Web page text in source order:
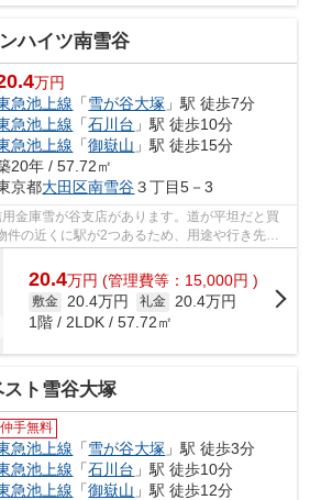
ハイツ南雪谷
万円
急池上線 「雪が谷大塚 」駅 徒歩7分
急池上線 「石川台 」駅 徒歩10分
急池上線 「御嶽山 」駅 徒歩15分
20年 / 57.72㎡
京都大田区南雪谷３丁目5－3
金庫雪が谷支店があります。道が平坦だと買
の近くに駅が2つあるため、用途や行き先に
出しを楽にす...
20.4万円 (管理費等：15,000円 )
敷金 20.4万円 礼金 20.4万円
1階 / 2LDK / 57.72㎡
スト雪谷大塚
仲手無料
急池上線 「雪が谷大塚 」駅 徒歩3分
急池上線 「石川台 」駅 徒歩10分
急池上線 「御嶽山 」駅 徒歩12分